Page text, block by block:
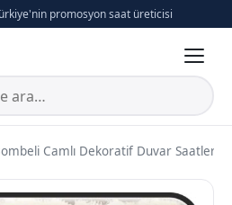
promosyon saat üreticisi
Camlı Dekoratif Duvar Saatleri